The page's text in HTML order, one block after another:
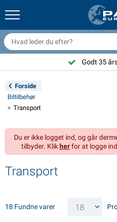
& tilbehør
udstyr til trailer
Belysning
Belysning Aspöck
Belysning Radex
belysning for tilhengere
indvendig
& solprodukter
& 24V tilbehør
og topbetræk
& autocamper
& bobil invendig
til gas
og beslag
og sjækler
og vedligeholdelse
Brandslukker & brandtæpper
produkter
Nederlands
Deutsch
English
Svenska
Norsk
Godt 35
Forside
Biltilbehør
Transport
Du er ikke logget ind, og går
tilbyder. Klikherfor at logge
Transport
18 Fundne varer